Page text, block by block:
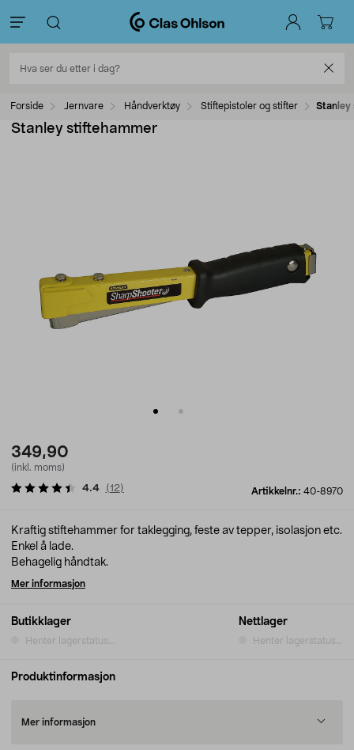
Forside Jernvare Håndverktøy Stiftepistoler og stifter Stanley
Stanley stiftehammer
349,90
(inkl. moms)
Artikkelnr.: 40-8970
4.4 (12)
Butikklager
Henter lagerstatus...
Nettlager
Henter lagerstatus...
Kraftig stiftehammer for taklegging, feste av tepper, isolasjon etc.
Enkel å lade.
Behagelig håndtak.
Mer informasjon
Produktinformasjon
Mer informasjon